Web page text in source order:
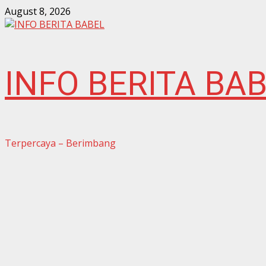
Skip
to
August 8, 2026
INFO BERITA
Terpercaya – Berimbang